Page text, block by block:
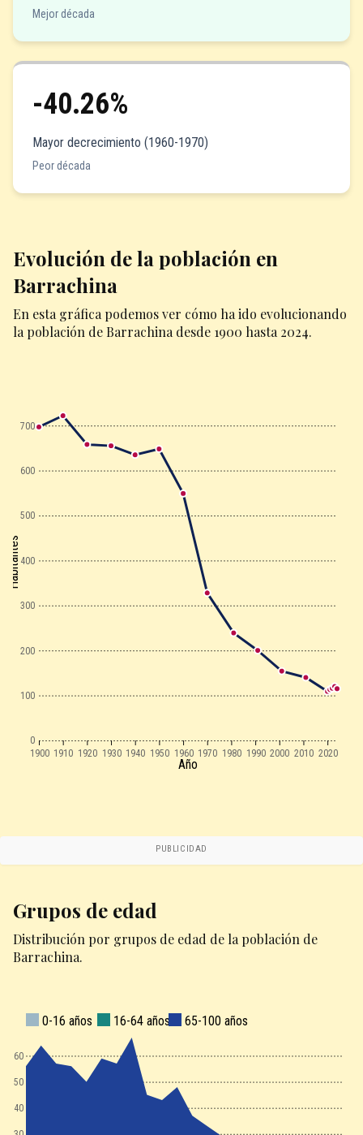
Mejor década
-40.26%
Mayor decrecimiento (1960-1970)
Peor década
Evolución de la población en
Barrachina
En esta gráfica podemos ver cómo ha ido evolucionando
la población de Barrachina desde 1900 hasta 2024.
1900 1910 1920 1930 1940 1950 1960 1970 1980 1990 2000 2010 2020
0
100
200
300
400
500
600
700
Año
Habitantes
PUBLICIDAD
Grupos de edad
Distribución por grupos de edad de la población de
Barrachina.
140
150
160
0-16 años 16-64 años 65-100 años